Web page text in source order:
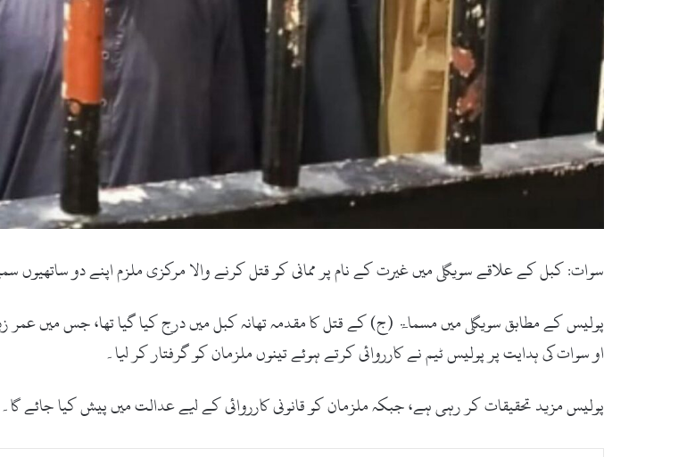
سوات: کبل کے علاقے سویگلی میں غیرت کے نام پر ممانی کو قتل کرنے والا مرکزی ملزم اپنے دو ساتھیوں
پولیس کے مطابق سویگلی میں مسماۃ (ج) کے قتل کا مقدمہ تھانہ کبل میں درج کیا گیا تھا، جس میں عمر
او سوات کی ہدایت پر پولیس ٹیم نے کارروائی کرتے ہوئے تینوں ملزمان کو گرفتار کر لیا۔
پولیس مزید تحقیقات کر رہی ہے، جبکہ ملزمان کو قانونی کارروائی کے لیے عدالت میں پیش کیا جائے گا۔